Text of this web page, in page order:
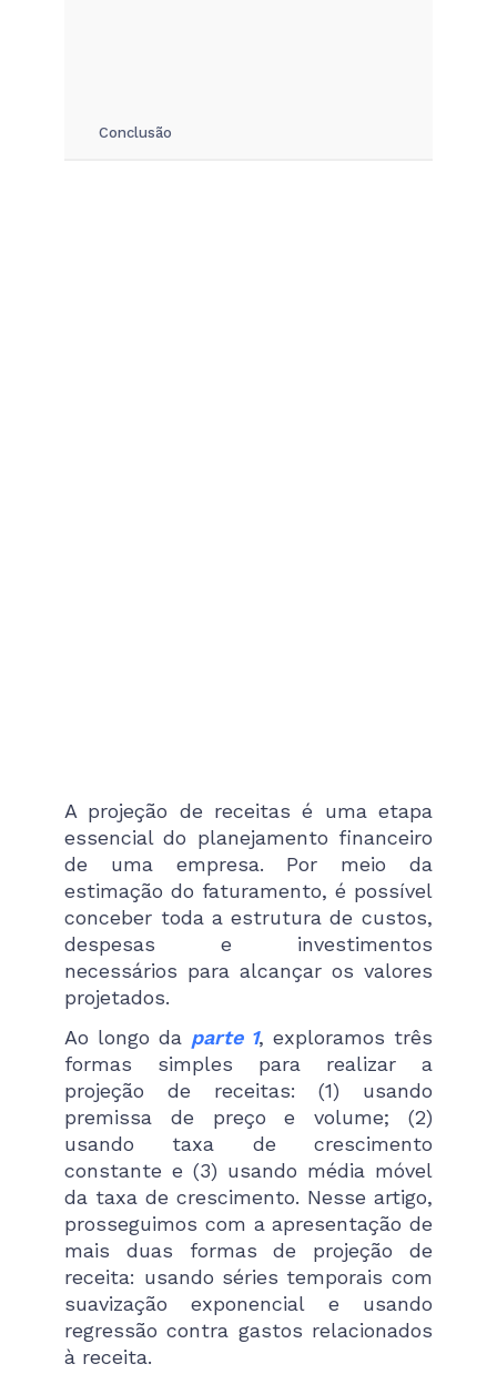
Conclusão
A projeção de receitas é uma etapa
essencial do planejamento financeiro
de uma empresa. Por meio da
estimação do faturamento, é possível
conceber toda a estrutura de custos,
despesas e investimentos
necessários para alcançar os valores
projetados.
Ao longo da parte 1, exploramos três
formas simples para realizar a
projeção de receitas: (1) usando
premissa de preço e volume; (2)
usando taxa de crescimento
constante e (3) usando média móvel
da taxa de crescimento. Nesse artigo,
prosseguimos com a apresentação de
mais duas formas de projeção de
receita: usando séries temporais com
suavização exponencial e usando
regressão contra gastos relacionados
à receita.